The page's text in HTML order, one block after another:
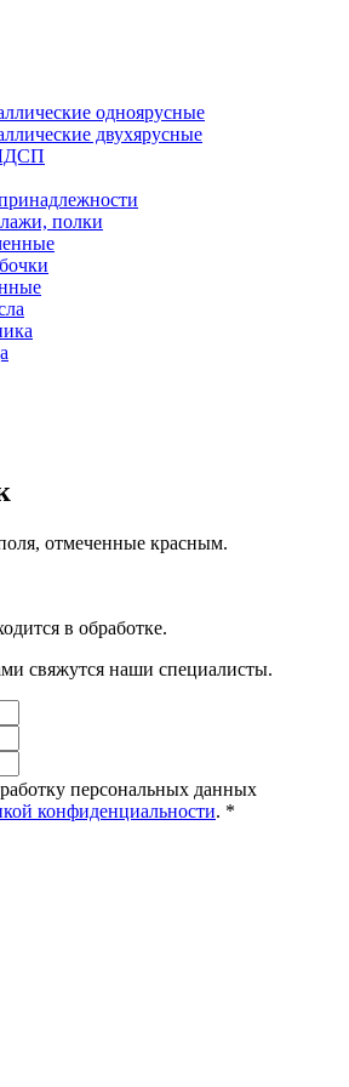
одноярусные
двухярусные
полки
отмеченные красным.
в обработке.
свяжутся наши специалисты.
персональных данных
конфиденциальности. *